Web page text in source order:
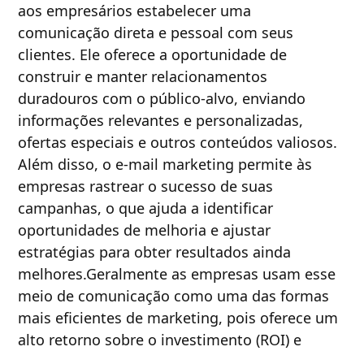
aos empresários estabelecer uma
comunicação direta e pessoal com seus
clientes. Ele oferece a oportunidade de
construir e manter relacionamentos
duradouros com o público-alvo, enviando
informações relevantes e personalizadas,
ofertas especiais e outros conteúdos valiosos.
Além disso, o e-mail marketing permite às
empresas rastrear o sucesso de suas
campanhas, o que ajuda a identificar
oportunidades de melhoria e ajustar
estratégias para obter resultados ainda
melhores.Geralmente as empresas usam esse
meio de comunicação como uma das formas
mais eficientes de marketing, pois oferece um
alto retorno sobre o investimento (ROI) e